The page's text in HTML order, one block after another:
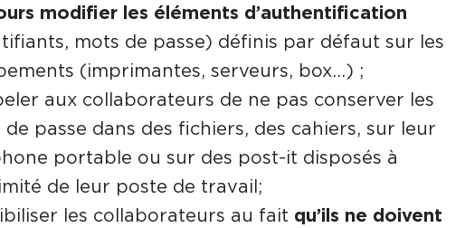
modifier les éléments d’authentification
mots de passe) définis par défaut sur les
(imprimantes, serveurs, box…) ;
aux collaborateurs de ne pas conserver les
de passe dans des fichiers, des cahiers, sur leur
portable ou sur des post-it disposés à
de leur poste de travail;
les collaborateurs au fait qu’ils ne doivent